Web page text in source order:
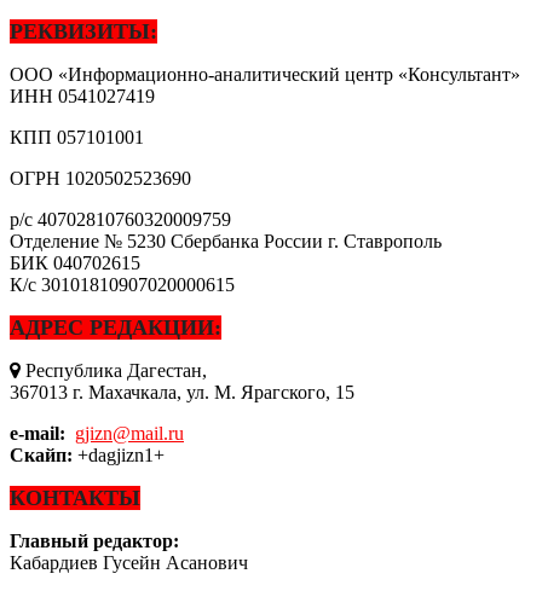
РЕКВИЗИТЫ:
ООО «Информационно-аналитический центр «Консультант»
ИНН 0541027419
КПП 057101001
ОГРН 1020502523690
р/с 40702810760320009759
Отделение № 5230 Сбербанка России г. Ставрополь
БИК 040702615
К/с 30101810907020000615
АДРЕС РЕДАКЦИИ:
Республика Дагестан,
367013 г. Махачкала, ул. М. Ярагского, 15
e-mail: gjizn@mail.ru
Скайп: +dagjizn1+
КОНТАКТЫ
Главный редактор:
Кабардиев Гусейн Асанович